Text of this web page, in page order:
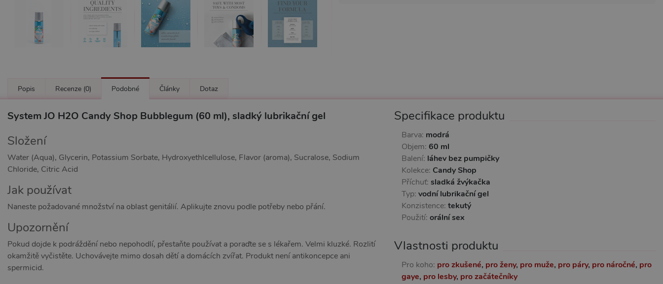
Popis Recenze (0) Podobné Články Dotaz
System JO H2O Candy Shop Bubblegum (60 ml), sladký lubrikační gel
Složení
Water (Aqua), Glycerin, Potassium Sorbate, Hydroxyethlcellulose, Flavor (aroma), Sucralose, Sodium
Chloride, Citric Acid
Jak používat
Naneste požadované množství na oblast genitálií. Aplikujte znovu podle potřeby nebo přání.
Upozornění
Pokud dojde k podráždění nebo nepohodlí, přestaňte používat a poraďte se s lékařem. Velmi kluzké. Rozlití
okamžitě vyčistěte. Uchovávejte mimo dosah dětí a domácích zvířat. Produkt není antikoncepce ani
spermicid.
Specifikace produktu
Barva: modrá
Objem: 60 ml
Balení: láhev bez pumpičky
Kolekce: Candy Shop
Příchuť: sladká žvýkačka
Typ: vodní lubrikační gel
Konzistence: tekutý
Použití: orální sex
Vlastnosti produktu
Pro koho: pro zkušené, pro ženy, pro muže, pro páry, pro náročné, pro
gaye, pro lesby, pro začátečníky